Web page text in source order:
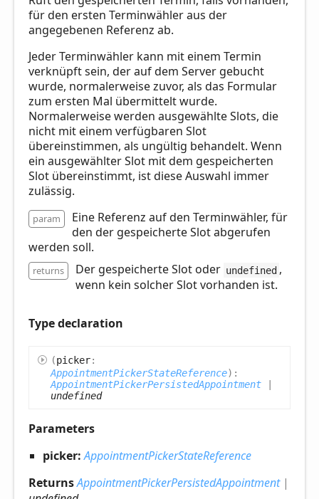
für den ersten Terminwähler aus der
angegebenen Referenz ab.
Jeder Terminwähler kann mit einem Termin
verknüpft sein, der auf dem Server gebucht
wurde, normalerweise zuvor, als das Formular
zum ersten Mal übermittelt wurde.
Normalerweise werden ausgewählte Slots, die
nicht mit einem verfügbaren Slot
übereinstimmen, als ungültig behandelt. Wenn
ein ausgewählter Slot mit dem gespeicherten
Slot übereinstimmt, ist diese Auswahl immer
zulässig.
param
Eine Referenz auf den Terminwähler, für
den der gespeicherte Slot abgerufen
werden soll.
returns Der gespeicherte Slot oder undefined ,
wenn kein solcher Slot vorhanden ist.
Type declaration
(picker:
AppointmentPickerStateReference) :
AppointmentPickerPersistedAppointment
undefined
Parameters
picker:AppointmentPickerStateReference
ReturnsAppointmentPickerPersistedAppointment |